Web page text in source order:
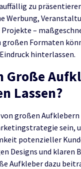
zu
Werbung,
–
großen Formaten
hinterlassen.
Große
Lassen?
großen Aufklebern
sein,
potenzieller
Designs und klaren
Aufkleber dazu